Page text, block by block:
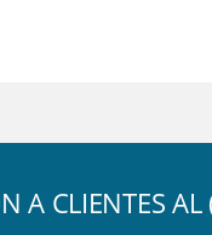
A CLIENTES